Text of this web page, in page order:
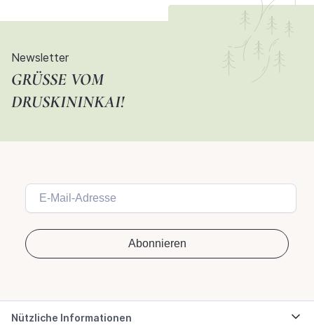
Newsletter
GRÜSSE VOM D
RUSKININKAI!
Nützliche Informationen